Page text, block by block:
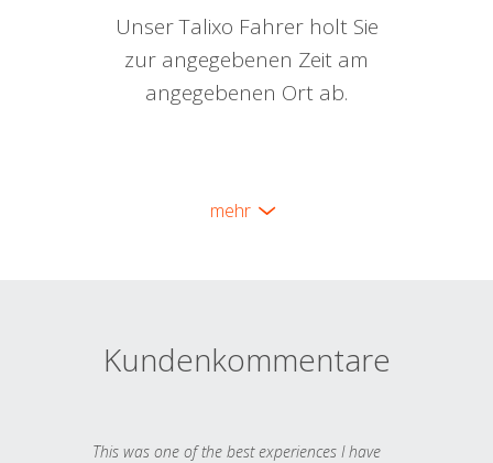
Unser Talixo Fahrer holt Sie
zur angegebenen Zeit am
angegebenen Ort ab.
mehr
Kundenkommentare
This was one of the best experiences I have